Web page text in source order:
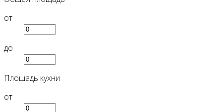
от
до
Площадь кухни
от